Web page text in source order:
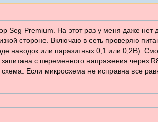
Seg Premium. На этот раз у меня даже
стороне. Включаю в сеть проверяю
наводок или паразитных 0,1 или 0,2В).
с переменного напряжения через
Если микросхема не исправна все